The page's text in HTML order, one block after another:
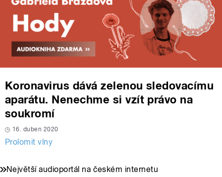
Koronavirus dává zelenou sledovacímu
aparátu. Nenechme si vzít právo na
soukromí
16. duben 2020
Prolomit vlny
Největší audioportál na českém internetu